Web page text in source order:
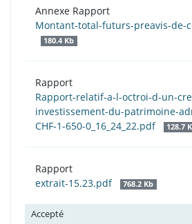
Annexe Rapport
Montant-total-futurs-preavis-de-
180.4 Kb
Rapport
Rapport-relatif-a-l-octroi-d-un-
investissement-du-patrimoine-
CHF-1-650-0_16_24_22.pdf
128.7
Rapport
extrait-15.23.pdf
768.2 Kb
Accepté